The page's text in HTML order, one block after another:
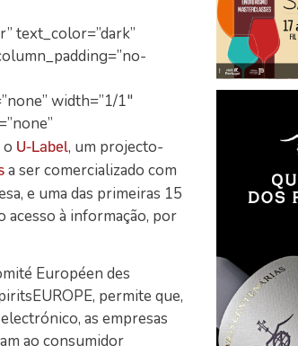
text_color=”dark”
width=”1/1″
U-Label, um projecto-
a ser comercializado com
e uma das primeiras 15
acesso à informação, por
Européen des
permite que,
as empresas
ao consumidor